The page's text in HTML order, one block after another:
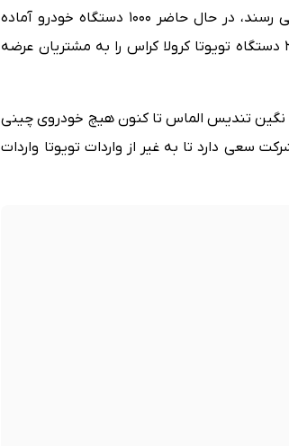
ها قبل از خرید مشتری وارد می شوند و بعد به فروش می رسند، در حال حاضر 1000 دستگاه خودرو آماده
تحویل داریم و با همین رویه موفق شدیم تا به امروز 230 دستگاه تویوتا کرولا کراس را به مشتریان عرضه
نگین تندیس الماس تا کنون هیچ خودروی چینی
سعی دارد تا به غیر از واردات تویوتا واردات